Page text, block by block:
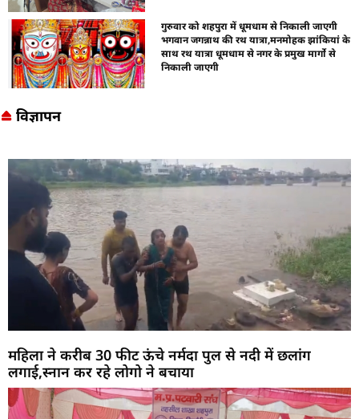
गुरुवार को शहपुरा में धूमधाम से निकाली जाएगी
भगवान जगन्नाथ की रथ यात्रा,मनमोहक झांकियां के
साथ रथ यात्रा धूमधाम से नगर के प्रमुख मार्गो से
निकाली जाएगी
विज्ञापन
महिला ने करीब 30 फीट ऊंचे नर्मदा पुल से नदी में छलांग
लगाई,स्नान कर रहे लोगो ने बचाया